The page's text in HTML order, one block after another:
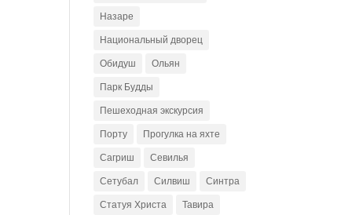
Назаре
Национальный дворец
Обидуш
Ольян
Парк Будды
Пешеходная экскурсия
Порту
Прогулка на яхте
Сагриш
Севилья
Сетубал
Силвиш
Синтра
Статуя Христа
Тавира